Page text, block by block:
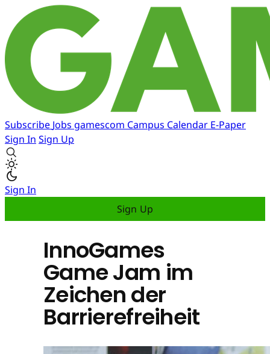
Subscribe Jobs gamescom Campus Calendar E-Paper
Sign In Sign Up
Sign In
Sign Up
InnoGames
Game Jam im
Zeichen der
Barrierefreiheit